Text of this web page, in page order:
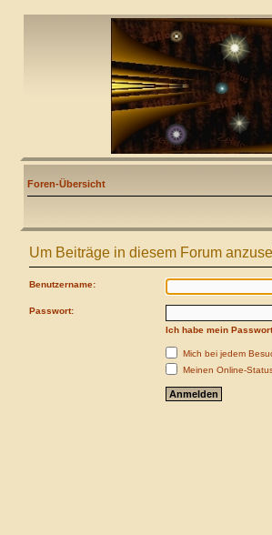
Foren-Übersicht
Um Beiträge in diesem Forum
Benutzername:
Passwort:
Ich habe mein
Mich bei jedem
Meinen Online-